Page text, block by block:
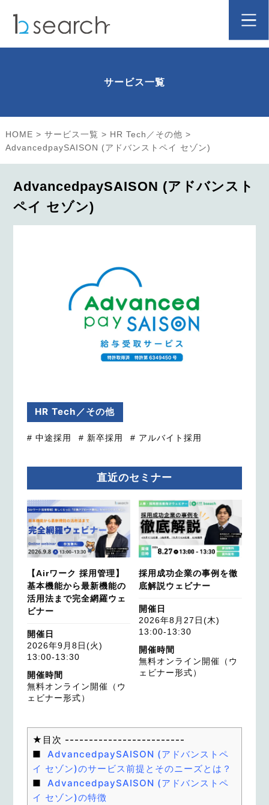
サービス一覧
HOME > サービス一覧 > HR Tech／その他 >
AdvancedpaySAISON (アドバンストペイ セゾン)
AdvancedpaySAISON (アドバンスト
ペイ セゾン)
HR Tech／その他
# 中途採用 # 新卒採用 # アルバイト採用
直近のセミナー
【Airワーク 採用管理】
基本機能から最新機能の
活用法まで完全網羅ウェ
ビナー
開催日
2026年9月8日(火)
13:00-13:30
開催時間
無料オンライン開催（ウ
ェビナー形式）
採用成功企業の事例を徹
底解説ウェビナー
開催日
2026年8月27日(木)
13:00-13:30
開催時間
無料オンライン開催（ウ
ェビナー形式）
AdvancedpaySAISON (アドバンストペ
イ セゾン)のサービス前提とそのニーズとは？
AdvancedpaySAISON (アドバンストペ
イ セゾン)の特徴